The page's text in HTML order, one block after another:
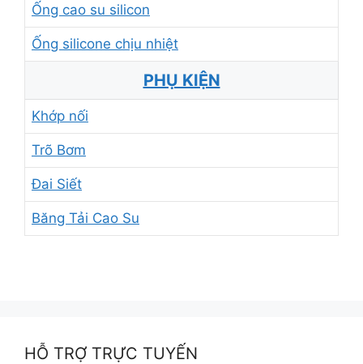
Ống cao su silicon
Ống silicone chịu nhiệt
PHỤ KIỆN
Khớp nối
Trõ Bơm
Đai Siết
Băng Tải Cao Su
HỖ TRỢ TRỰC TUYẾN